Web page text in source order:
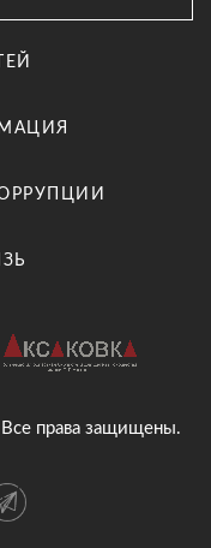
права защищены.